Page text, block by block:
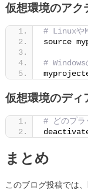
仮想環境のアク
# Linuxや
source
# Windows
仮想環境のディ
# どのプラ
まとめ
このブログ投稿では